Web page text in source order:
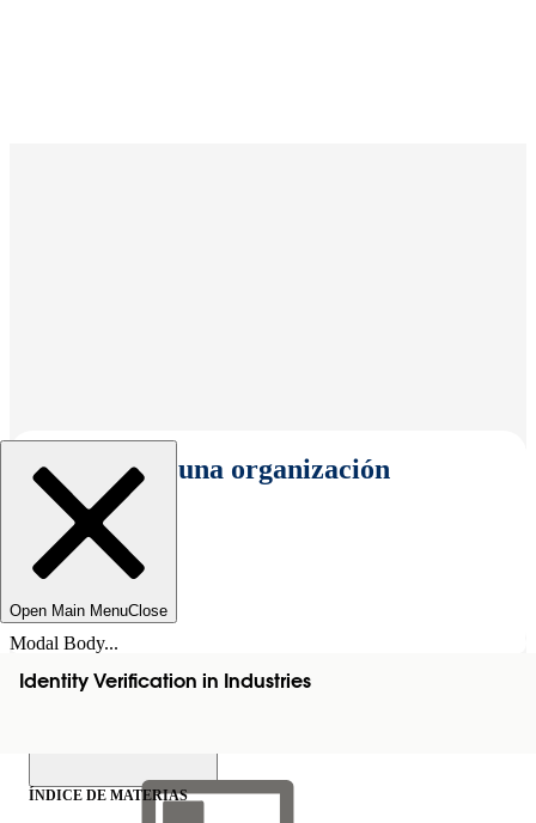
Seleccionar una organización
Open Main MenuClose
Modal Body...
Identity Verification in Industries
ÍNDICE DE MATERIAS